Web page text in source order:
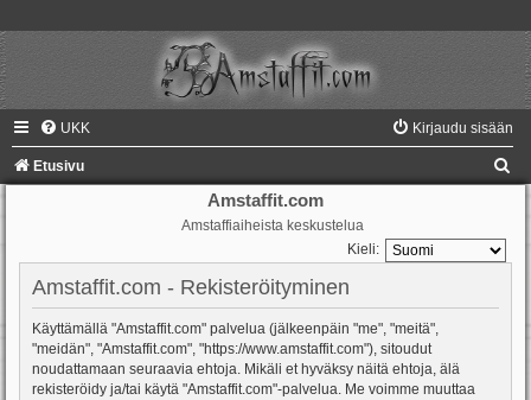
UKK Kirjaudu sisään
Etusivu
Amstaffit.com
Amstaffiaiheista keskustelua
Kieli:
Amstaffit.com - Rekisteröityminen
Käyttämällä "Amstaffit.com" palvelua (jälkeenpäin "me", "meitä",
"meidän", "Amstaffit.com", "https://www.amstaffit.com"), sitoudut
noudattamaan seuraavia ehtoja. Mikäli et hyväksy näitä ehtoja, älä
rekisteröidy ja/tai käytä "Amstaffit.com"-palvelua. Me voimme muuttaa